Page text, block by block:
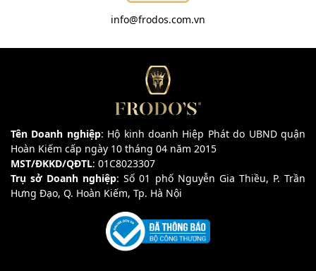
info@frodos.com.vn
Tên Doanh nghiệp: Hộ kinh doanh Hiệp Phát do UBND quận
Hoàn Kiếm cấp ngày 10 tháng 04 năm 2015
MST/ĐKKD/QĐTL: 01C8023307
Trụ sở Doanh nghiệp: Số 01 phố Nguyễn Gia Thiều, P. Trần
Hưng Đạo, Q. Hoàn Kiếm, Tp. Hà Nội